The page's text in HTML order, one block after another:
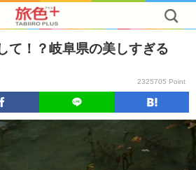
て！？岐阜県の美しすぎる
2325705 Point